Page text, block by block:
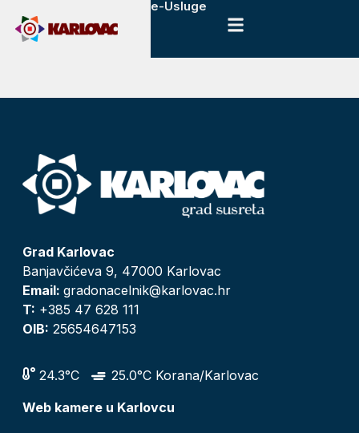
e-Usluge
Grad Karlovac
Banjavčićeva 9, 47000 Karlovac
Email: gradonacelnik@karlovac.hr
T: +385 47 628 111
OIB: 25654647153
24.3°C
25.0°C Korana/Karlovac
Web kamere u Karlovcu